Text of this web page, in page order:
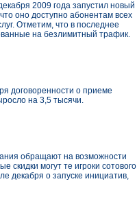
2009 года запустил новый
оно доступно абонентам всех
Отметим, что в последнее
на безлимитный трафик.
договоренности о приеме
на 3,5 тысячи.
обращают на возможности
скидки могут те игроки сотового
декабря о запуске инициатив,